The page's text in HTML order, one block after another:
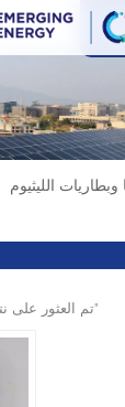
وبطاريات الليثيوم
1 تم العثور على نتائج لـ "خلايا وبطاريات الليثيوم"